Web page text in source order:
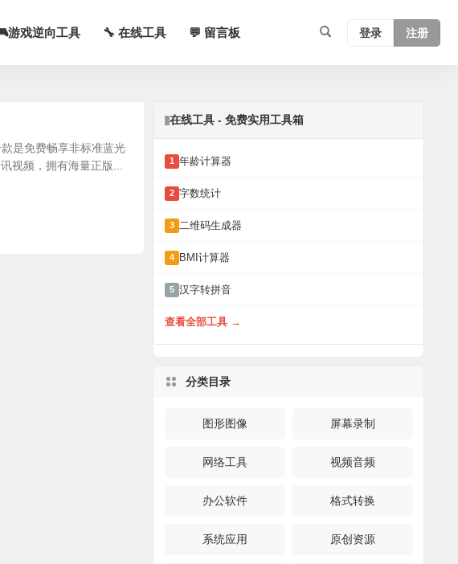
游戏逆向工具 🔧 在线工具 💬 留言板 登录 注册
是免费畅享非标准蓝光
视频，拥有海量正版...
在线工具 - 免费实用工具箱
1 年龄计算器
2 字数统计
3 二维码生成器
4 BMI计算器
5 汉字转拼音
查看全部工具 →
分类目录
图形图像 屏幕录制
网络工具 视频音频
办公软件 格式转换
系统应用 原创资源